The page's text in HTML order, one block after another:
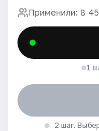
Применили: 8
1
2 шаг.